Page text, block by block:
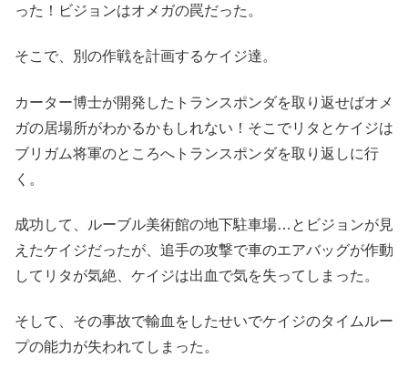
った！ビジョンはオメガの罠だった。
そこで、別の作戦を計画するケイジ達。
カーター博士が開発したトランスポンダを取り返せばオメ
ガの居場所がわかるかもしれない！そこでリタとケイジは
ブリガム将軍のところへトランスポンダを取り返しに行
く。
成功して、ルーブル美術館の地下駐車場…とビジョンが見
えたケイジだったが、追手の攻撃で車のエアバッグが作動
してリタが気絶、ケイジは出血で気を失ってしまった。
そして、その事故で輸血をしたせいでケイジのタイムルー
プの能力が失われてしまった。